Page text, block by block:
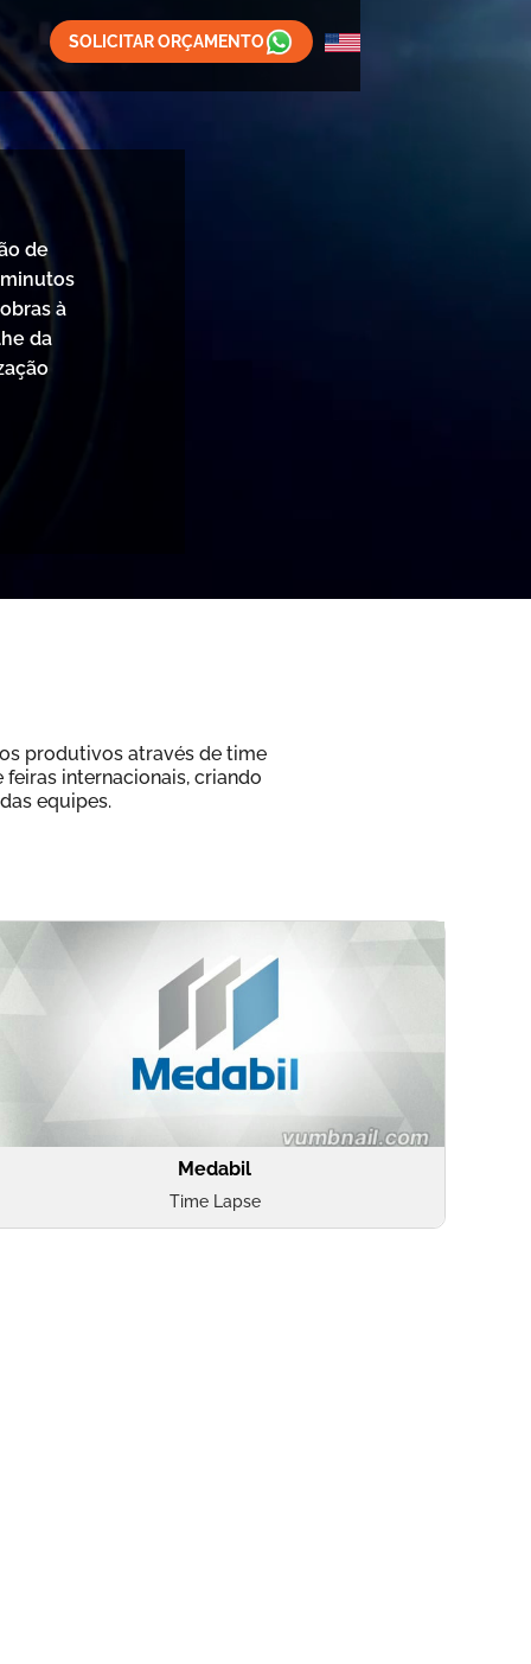
SOLICITAR ORÇAMENTO
de
à
da
produtivos através de time
internacionais, criando
equipes.
Medabil
Time Lapse